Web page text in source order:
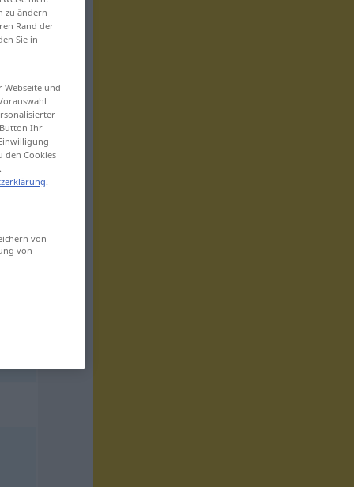
zu ändern
Rand der
Sie in
und
Ihr
den Cookies
.
von
von